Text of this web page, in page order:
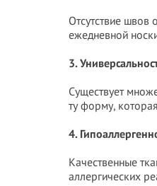
Отсутствие швов
ежедневной
3.
Существует
ту форму,
4.
Качественные
аллергических